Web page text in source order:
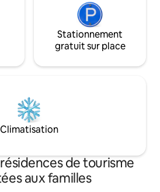
Stationnement
gratuit sur place
Climatisation
de tourisme
aux familles